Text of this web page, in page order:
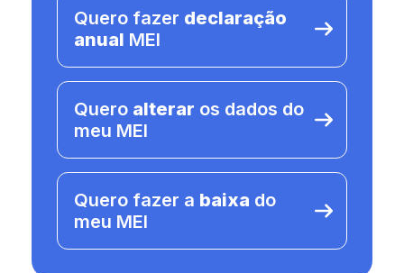
Quero fazer declaração
anual MEI
Quero alterar os dados do
meu MEI
Quero fazer a baixa do
meu MEI